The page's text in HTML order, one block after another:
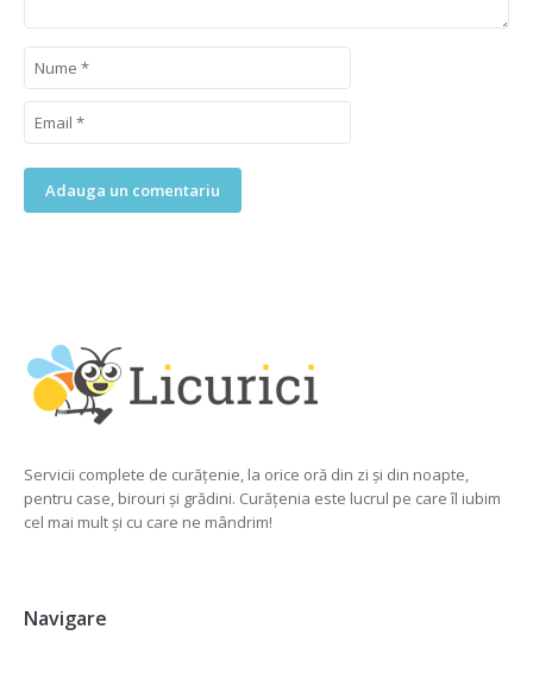
Servicii complete de curățenie, la orice oră din zi și din noapte,
pentru case, birouri și grădini. Curățenia este lucrul pe care îl iubim
cel mai mult și cu care ne mândrim!
Navigare